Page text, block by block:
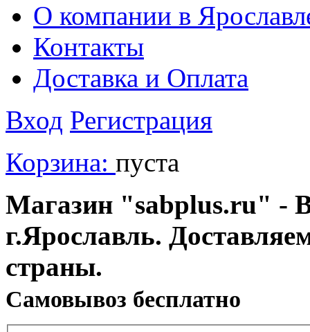
О компании в
Контакты
Доставка и Оплата
Вход Регистрация
Корзина: пуста
Магазин "sabplus.ru" -
г.Ярославль.
страны.
Cамовывоз бесплатно